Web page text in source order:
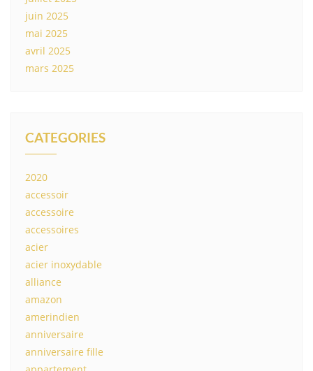
juin 2025
mai 2025
avril 2025
mars 2025
CATEGORIES
2020
accessoir
accessoire
accessoires
acier
acier inoxydable
alliance
amazon
amerindien
anniversaire
anniversaire fille